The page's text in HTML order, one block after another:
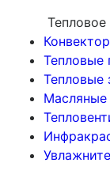
Тепловые
Тепловые